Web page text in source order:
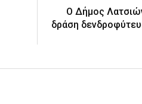
Ο Δήμος
δράση